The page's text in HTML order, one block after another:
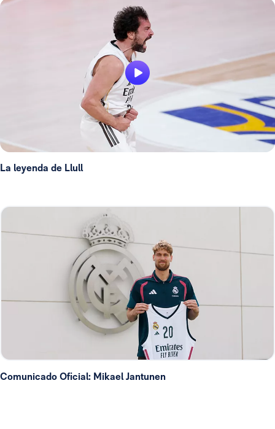
La leyenda de Llull
Comunicado Oficial: Mikael Jantunen